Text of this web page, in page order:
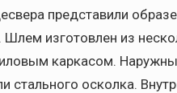
представили
изготовлен из
каркасом.
стального осколка.